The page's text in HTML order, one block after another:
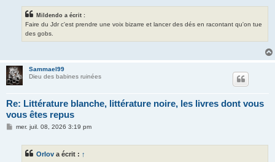
Mildendo a écrit :
Faire du Jdr c'est prendre une voix bizarre et lancer des dés en racontant qu'on tue
des gobs.
Sammael99
Dieu des babines ruinées
Re: Littérature blanche, littérature noire, les livres dont vous
vous êtes repus
Mmer. juil. 08, 2026 3:19 pm
Orlov a écrit : ↑